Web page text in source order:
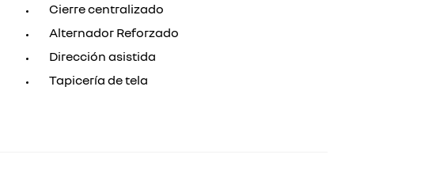
Cierre centralizado
Alternador Reforzado
Dirección asistida
Tapicería de tela